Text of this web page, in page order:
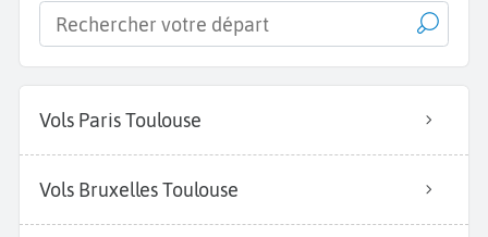
Vols Paris Toulouse
Vols Bruxelles Toulouse